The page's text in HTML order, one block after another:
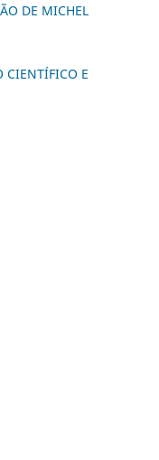
DE MICHEL
CIENTÍFICO E